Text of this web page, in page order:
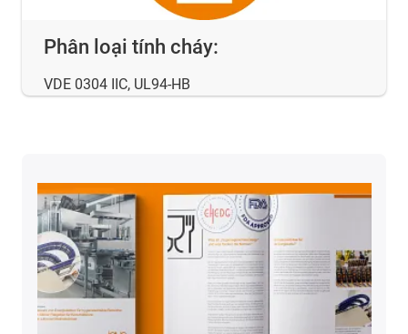
Phân loại tính cháy:
VDE 0304 IIC, UL94-HB